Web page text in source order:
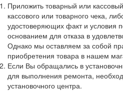
Приложить товарный или
кассового или товарного чека,
удостоверяющих факт и условия
основанием для отказа в
Однако мы оставляем за собой
приобретения товара в нашем
Если Вы обращались в
для выполнения ремонта,
установочного центра.